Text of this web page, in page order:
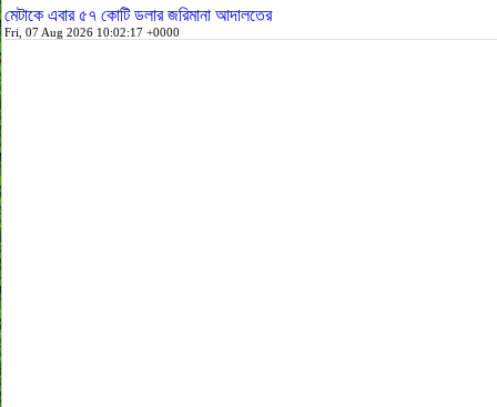
মেটাকে এবার ৫৭ কোটি ডলার জরিমানা আদালতের
Fri, 07 Aug 2026 10:02:17 +0000